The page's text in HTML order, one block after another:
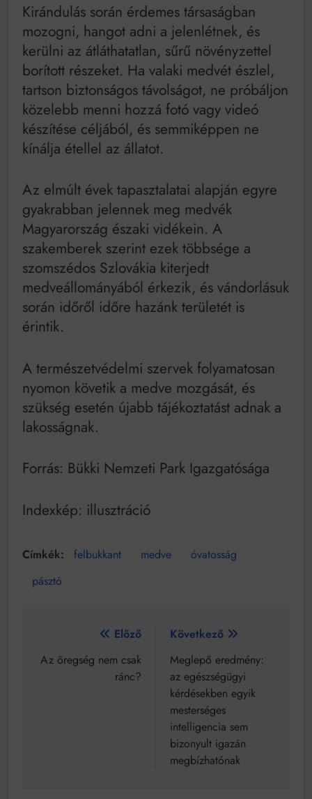
Kirándulás során érdemes társaságban
mozogni, hangot adni a jelenlétnek, és
kerülni az átláthatatlan, sűrű növényzettel
borított részeket. Ha valaki medvét észlel,
tartson biztonságos távolságot, ne próbáljon
közelebb menni hozzá fotó vagy videó
készítése céljából, és semmiképpen ne
kínálja étellel az állatot.
Az elmúlt évek tapasztalatai alapján egyre
gyakrabban jelennek meg medvék
Magyarország északi vidékein. A
szakemberek szerint ezek többsége a
szomszédos Szlovákia kiterjedt
medveállományából érkezik, és vándorlásuk
során időről időre hazánk területét is
érintik.
A természetvédelmi szervek folyamatosan
nyomon követik a medve mozgását, és
szükség esetén újabb tájékoztatást adnak a
lakosságnak.
Forrás: Bükki Nemzeti Park Igazgatósága
Indexkép: illusztráció
felbukkant medve
óvatosság
pásztó
Bejegyzés
navigáció
Előző
Az öregség nem csak
ránc?
Következő
Meglepő eredmény:
az egészségügyi
kérdésekben egyik
mesterséges
intelligencia sem
bizonyult igazán
megbízhatónak